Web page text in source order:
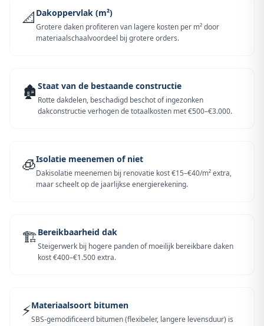
📐 Dakoppervlak (m²)
Grotere daken profiteren van lagere kosten per m² door
materiaalschaalvoordeel bij grotere orders.
🏚️ Staat van de bestaande constructie
Rotte dakdelen, beschadigd beschot of ingezonken
dakconstructie verhogen de totaalkosten met €500–€3.000.
🧊Isolatie meenemen of niet
Dakisolatie meenemen bij renovatie kost €15–€40/m² extra,
maar scheelt op de jaarlijkse energierekening.
🏗️Bereikbaarheid dak
Steigerwerk bij hogere panden of moeilijk bereikbare daken
kost €400–€1.500 extra.
⚡Materiaalsoort bitumen
SBS-gemodificeerd bitumen (flexibeler, langere levensduur) is